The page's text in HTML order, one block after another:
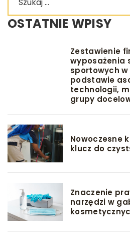
OSTATNIE WPISY
Zestawienie
wyposażenia
sportowych
podstawie
technologii,
grupy
Nowoczesne
klucz do
Znaczenie
narzędzi w